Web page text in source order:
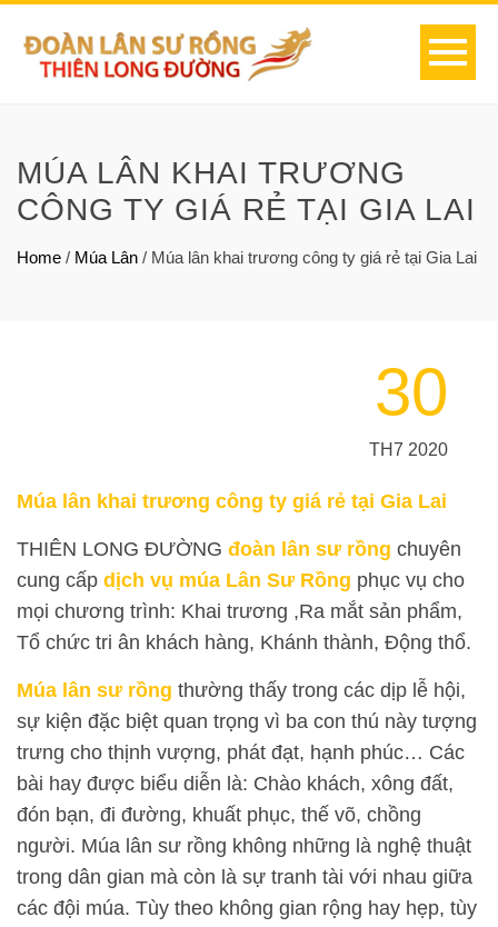
MÚA LÂN KHAI TRƯƠNG
CÔNG TY GIÁ RẺ TẠI GIA LAI
Home / Múa Lân / Múa lân khai trương công ty giá rẻ tại Gia Lai
30
TH7 2020
Múa lân khai trương công ty giá rẻ tại Gia Lai
THIÊN LONG ĐƯỜNG đoàn lân sư rồng chuyên
cung cấp dịch vụ múa Lân Sư Rồng phục vụ cho
mọi chương trình: Khai trương ,Ra mắt sản phẩm,
Tổ chức tri ân khách hàng, Khánh thành, Động thổ.
Múa lân sư rồng thường thấy trong các dịp lễ hội,
sự kiện đặc biệt quan trọng vì ba con thú này tượng
trưng cho thịnh vượng, phát đạt, hạnh phúc… Các
bài hay được biểu diễn là: Chào khách, xông đất,
đón bạn, đi đường, khuất phục, thế võ, chồng
người. Múa lân sư rồng không những là nghệ thuật
trong dân gian mà còn là sự tranh tài với nhau giữa
các đội múa. Tùy theo không gian rộng hay hẹp, tùy